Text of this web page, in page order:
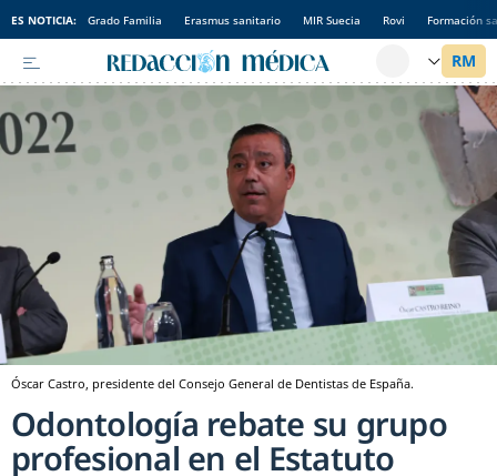
ES NOTICIA: Grado Familia Erasmus sanitario MIR Suecia Rovi Formación
Óscar Castro, presidente del Consejo General de Dentistas de España.
Odontología rebate su grupo
profesional en el Estatuto